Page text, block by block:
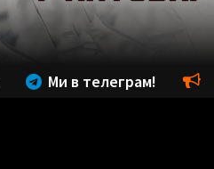
Ми в телеграм!